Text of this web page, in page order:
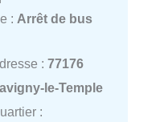
: Arrêt de bus
: 77176
le-Temple
: